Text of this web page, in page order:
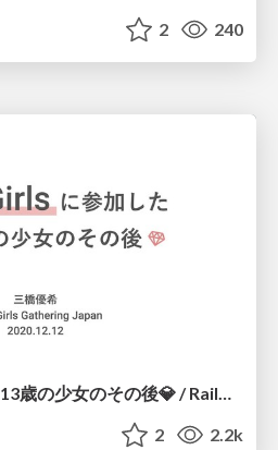
2 240
Rails Girls に参加した13歳の少女のその後💎 / Rails Girls Gathering Japan
2 2.2k